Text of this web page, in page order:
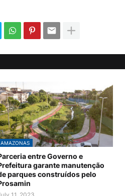
AMAZONAS
entre Governo e
garante manutenção
parques construídos pelo